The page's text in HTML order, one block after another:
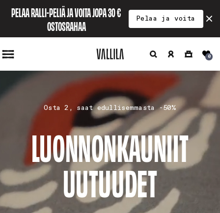
PELAA RALLI-PELIÄ JA VOITA JOPA 30 €
OSTOSRAHAA
Pelaa ja voita
siirry
sisältöön
sisään
Ostoskori0
Osta 2, saat edullisemmasta -50%
LUONNONKAUNIIT
UUTUUDET